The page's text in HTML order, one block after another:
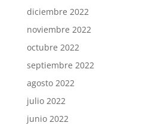
diciembre 2022
noviembre 2022
octubre 2022
septiembre 2022
agosto 2022
julio 2022
junio 2022